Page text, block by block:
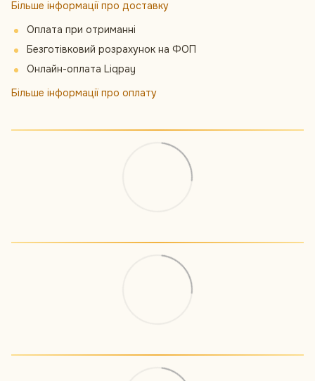
Більше інформації про доставку
Оплата при отриманні
Безготівковий розрахунок на ФОП
Онлайн-оплата Liqpay
Більше інформації про оплату